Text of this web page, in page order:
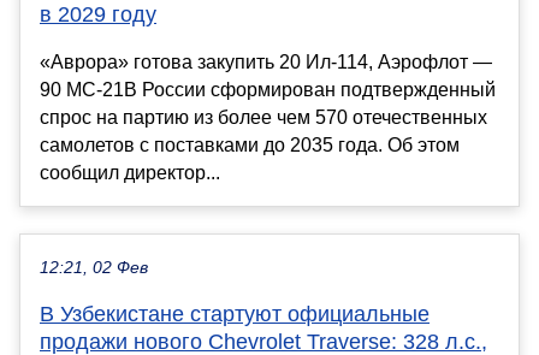
в 2029 году
«Аврора» готова закупить 20 Ил-114, Аэрофлот —
90 МС-21В России сформирован подтвержденный
спрос на партию из более чем 570 отечественных
самолетов с поставками до 2035 года. Об этом
сообщил директор...
12:21, 02 Фев
В Узбекистане стартуют официальные
продажи нового Chevrolet Traverse: 328 л.с.,